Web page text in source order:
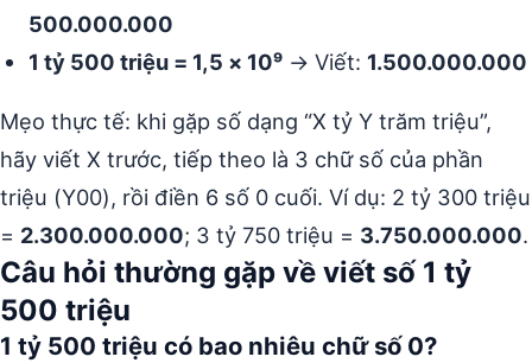
500.000.000
1 tỷ 500 triệu = 1,5 × 10⁹ → Viết: 1.500.000.000
Mẹo thực tế: khi gặp số dạng “X tỷ Y trăm triệu”,
hãy viết X trước, tiếp theo là 3 chữ số của phần
triệu (Y00), rồi điền 6 số 0 cuối. Ví dụ: 2 tỷ 300 triệu
= 2.300.000.000; 3 tỷ 750 triệu = 3.750.000.000.
Câu hỏi thường gặp về viết số 1 tỷ
500 triệu
1 tỷ 500 triệu có bao nhiêu chữ số 0?